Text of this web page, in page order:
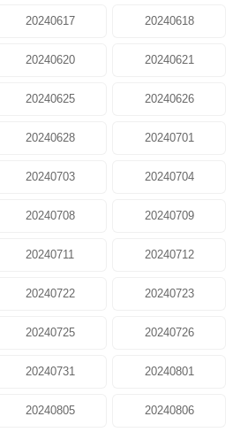
20240617 20240618
20240620 20240621
20240625 20240626
20240628 20240701
20240703 20240704
20240708 20240709
20240711 20240712
20240722 20240723
20240725 20240726
20240731 20240801
20240805 20240806